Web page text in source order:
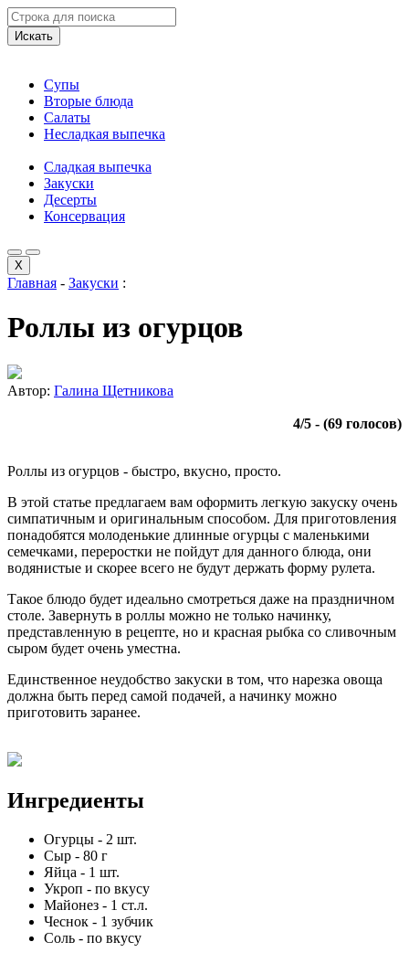
Искать
Супы
Вторые блюда
Салаты
Несладкая выпечка
Сладкая выпечка
Закуски
Десерты
Консервация
X
Главная - Закуски :
Роллы из огурцов
Автор: Галина Щетникова
4/5 - (69 голосов)
Роллы из огурцов - быстро, вкусно, просто.
В этой статье предлагаем вам оформить легкую закуску очень
симпатичным и оригинальным способом. Для приготовления
понадобятся молоденькие длинные огурцы с маленькими
семечками, переростки не пойдут для данного блюда, они
водянистые и скорее всего не будут держать форму рулета.
Такое блюдо будет идеально смотреться даже на праздничном
столе. Завернуть в роллы можно не только начинку,
представленную в рецепте, но и красная рыбка со сливочным
сыром будет очень уместна.
Единственное неудобство закуски в том, что нарезка овоща
должна быть перед самой подачей, а начинку можно
приготовить заранее.
Ингредиенты
Огурцы - 2 шт.
Сыр - 80 г
Яйца - 1 шт.
Укроп - по вкусу
Майонез - 1 ст.л.
Чеснок - 1 зубчик
Соль - по вкусу